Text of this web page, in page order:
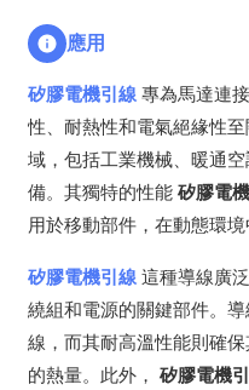
應用
矽膠電機引線專為馬達連
性、耐熱性和電氣絕緣性
域，包括工業機械、暖通
備。其獨特的性能 矽膠電
用於移動部件，在動態環境
矽膠電機引線這種導線廣
繞組和電源的關鍵部件。
線，而其耐高溫性能則確
的熱量。此外， 矽膠電機